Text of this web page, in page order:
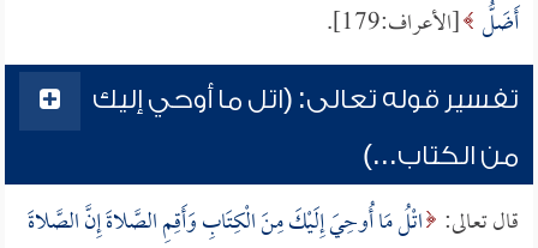
أَضَلُّ [الأعراف:179].
تفسير قوله تعالى: (اتل ما أوحي إليك
من الكتاب...)
قال تعالى: اتْلُ مَا أُوحِيَ إِلَيْكَ مِنَ الْكِتَابِ وَأَقِمِ الصَّلاةَ إِنَّ الصَّلاةَ